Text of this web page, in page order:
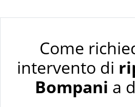
Come
intervento di
Bompani a